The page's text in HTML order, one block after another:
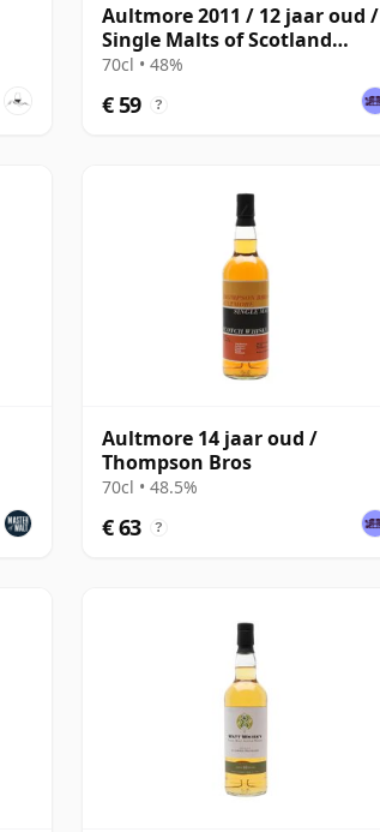
Aultmore 2011 / 12 jaar oud /
Single Malts of Scotland
Small Batch
70cl • 48%
€ 59 ?
Aultmore 14 jaar oud /
Thompson Bros
70cl • 48.5%
€ 63 ?